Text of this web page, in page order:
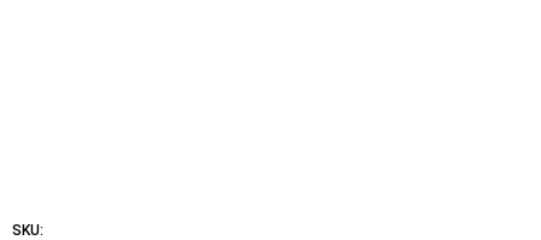
SKU: